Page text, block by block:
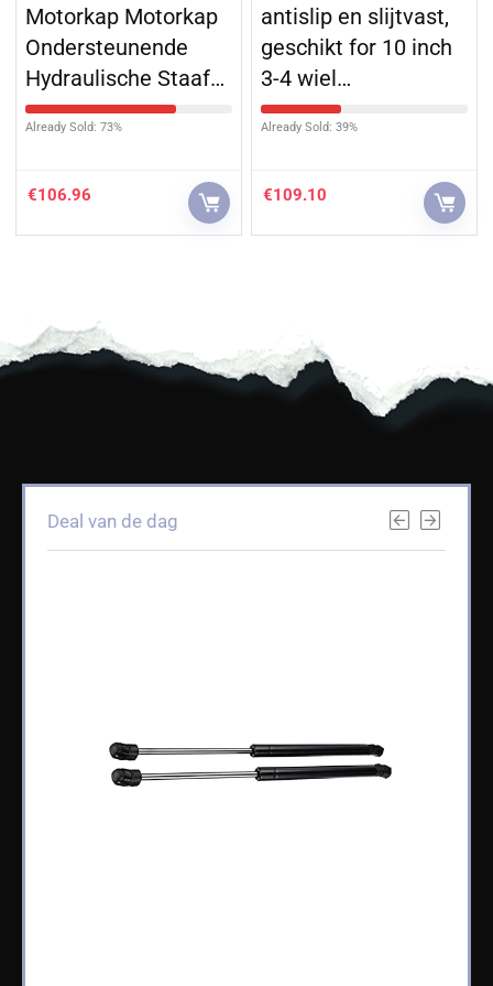
Motorkap Motorkap
Ondersteunende
Hydraulische Staaf…
Already Sold: 73%
€106.96
antislip en slijtvast,
geschikt for 10 inch
3-4 wiel…
Already Sold: 39%
€109.10
Deal van de dag